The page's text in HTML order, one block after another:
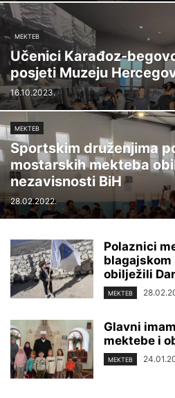
MEKTEB
Učenici Karađoz-
posjeti Muzeju
16.10.2023.
MEKTEB
Sportskim druženjima
mostarskih mekteba
nezavisnosti BiH
28.02.2022.
Polaznici
blagajskom
obilježili
MEKTEB
Glavni
mektebe i
MEKTEB